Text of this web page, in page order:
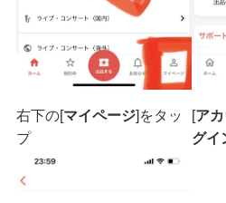
右下の[マイページ]をタッ
プ
[ア
グイ